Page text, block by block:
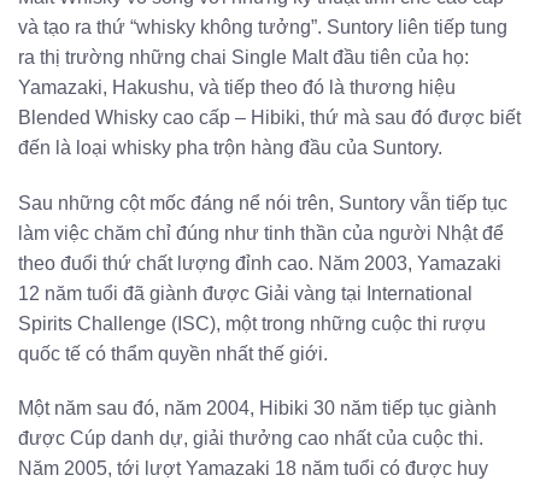
và tạo ra thứ “whisky không tưởng”. Suntory liên tiếp tung
ra thị trường những chai Single Malt đầu tiên của họ:
Yamazaki, Hakushu, và tiếp theo đó là thương hiệu
Blended Whisky cao cấp – Hibiki, thứ mà sau đó được biết
đến là loại whisky pha trộn hàng đầu của Suntory.
Sau những cột mốc đáng nể nói trên, Suntory vẫn tiếp tục
làm việc chăm chỉ đúng như tinh thần của người Nhật để
theo đuổi thứ chất lượng đỉnh cao. Năm 2003, Yamazaki
12 năm tuổi đã giành được Giải vàng tại International
Spirits Challenge (ISC), một trong những cuộc thi rượu
quốc tế có thẩm quyền nhất thế giới.
Một năm sau đó, năm 2004, Hibiki 30 năm tiếp tục giành
được Cúp danh dự, giải thưởng cao nhất của cuộc thi.
Năm 2005, tới lượt Yamazaki 18 năm tuổi có được huy